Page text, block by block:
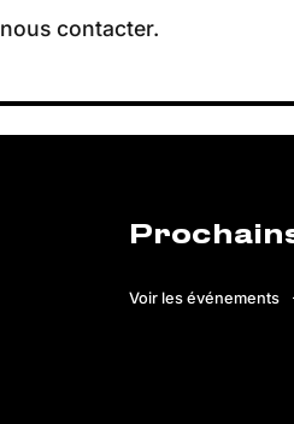
contacter.
Voir les événements